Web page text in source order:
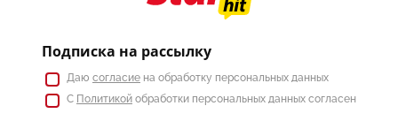
Подписка на рассылку
Даю согласие на обработку персональных данных
С Политикой обработки персональных данных согласен